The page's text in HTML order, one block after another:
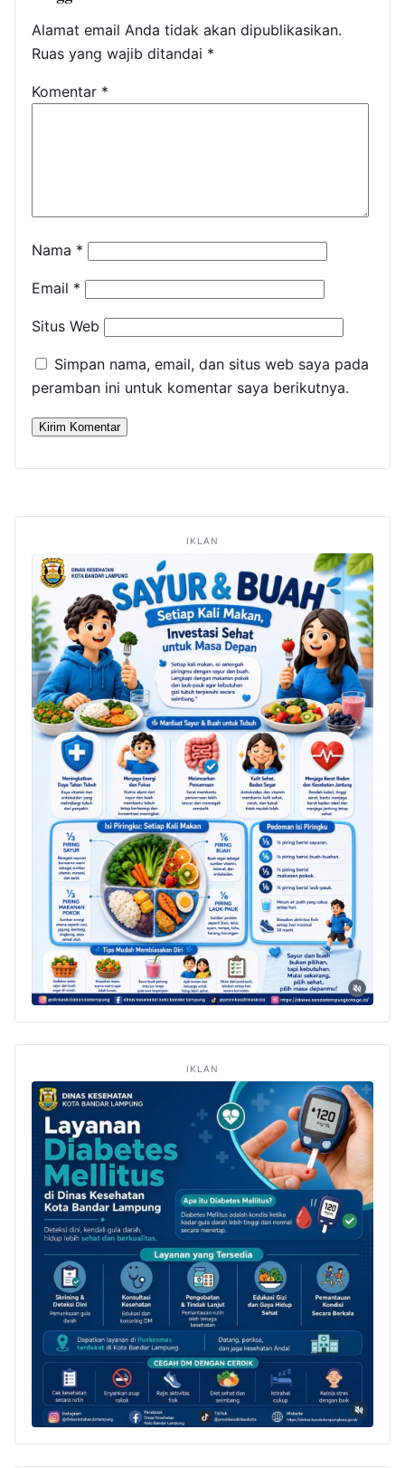
Alamat email Anda tidak akan dipublikasikan.
Ruas yang wajib ditandai *
Komentar *
Nama *
Email *
Situs Web
Simpan nama, email, dan situs web saya pada
peramban ini untuk komentar saya berikutnya.
IKLAN
IKLAN